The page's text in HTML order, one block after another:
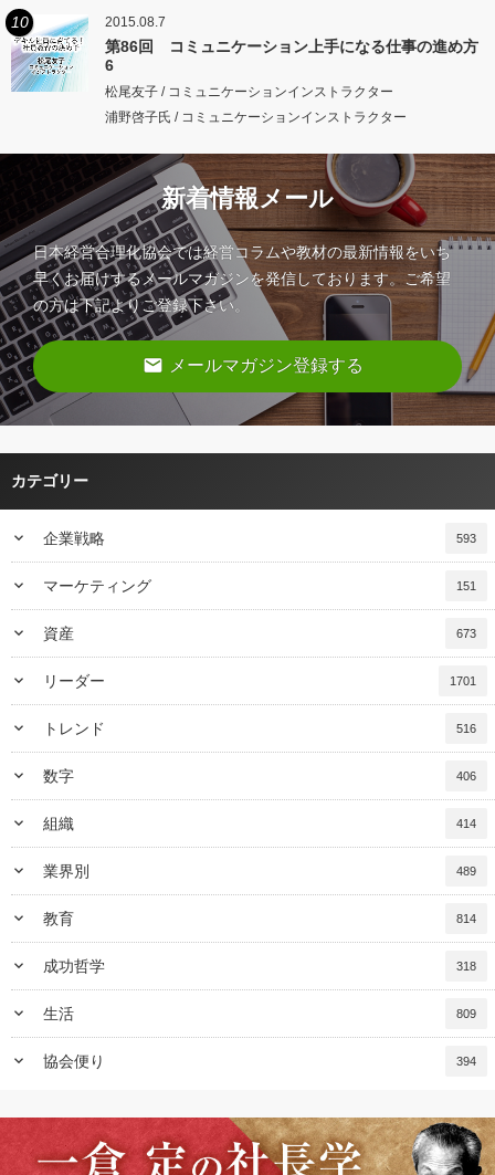
10 2015.08.7
第86回 コミュニケーション上手になる仕事の進め方
6
松尾友子 / コミュニケーションインストラクター
浦野啓子氏 / コミュニケーションインストラクター
新着情報メール
日本経営合理化協会では経営コラムや教材の最新情報をいち
早くお届けするメールマガジンを発信しております。ご希望
の方は下記よりご登録下さい。
email メールマガジン登録する
カテゴリー
keyboard_arrow_down 企業戦略 593
keyboard_arrow_down マーケティング 151
keyboard_arrow_down 資産 673
keyboard_arrow_down リーダー 1701
keyboard_arrow_down トレンド 516
keyboard_arrow_down 数字 406
keyboard_arrow_down 組織 414
keyboard_arrow_down 業界別 489
keyboard_arrow_down 教育 814
keyboard_arrow_down 成功哲学 318
keyboard_arrow_down 生活 809
keyboard_arrow_down 協会便り 394